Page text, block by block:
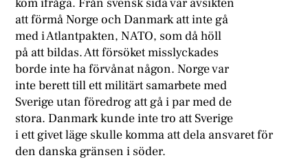
kom ifråga. Från svensk sida var avsikten
att förmå Norge och Danmark att inte gå
med i Atlantpakten, NATO, som då höll
på att bildas. Att försöket misslyckades
borde inte ha förvånat någon. Norge var
inte berett till ett militärt samarbete med
Sverige utan föredrog att gå i par med de
stora. Danmark kunde inte tro att Sverige
i ett givet läge skulle komma att dela ansvaret för
den danska gränsen i söder.